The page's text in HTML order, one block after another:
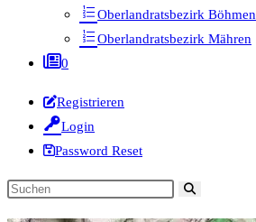
Oberlandratsbezirk Böhmen
Oberlandratsbezirk Mähren
0
Registrieren
Login
Password Reset
Diese